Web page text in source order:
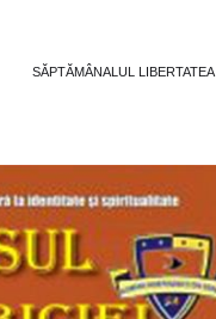
SĂPTĂMÂNALUL LIBERTATEA